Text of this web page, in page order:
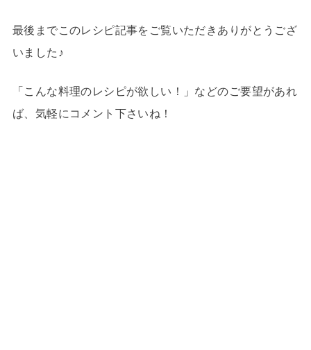
最後までこのレシピ記事をご覧いただきありがとうござ
いました♪
「こんな料理のレシピが欲しい！」などのご要望があれ
ば、気軽にコメント下さいね！